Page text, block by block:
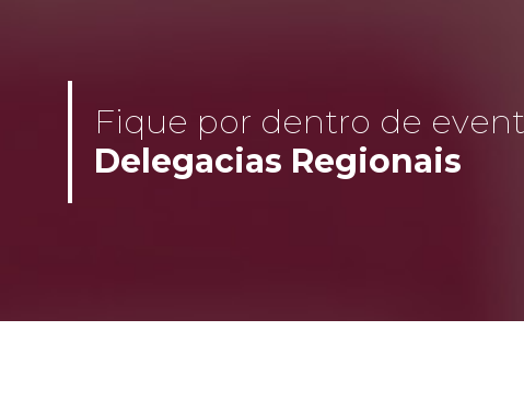
Fique por dentro de
Delegacias Regionais